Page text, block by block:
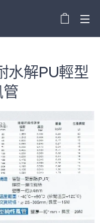
水解PU輕型